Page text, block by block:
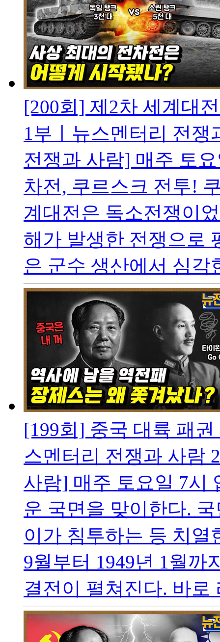
[200회] 제2차 세계대
1부ㅣ뉴스멘터리 전쟁
전쟁과 사람] 매주 토
차전, 쿠르스크 전투!
계대전은 독소전쟁이
해가 발생한 전쟁으로
은 군수 생산에서 심각
[199회] 중국 대륙 패
스멘터리 전쟁과 사람
사람] 매주 토요일 7시
운 국면을 맞이한다.
이가 침투하는 등 치열
9월부터 1949년 1월까
결전이 펼쳐진다. 바로